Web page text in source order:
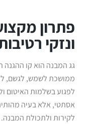
פתרון
ונזקי רטיבות
גג המבנה הוא קו ההגנה
ממושכת לשמש, לגשם,
לפגוע בשלמות האיטום
אסתטי, אלא בעיה
לקירות ולתכולת המבנה.